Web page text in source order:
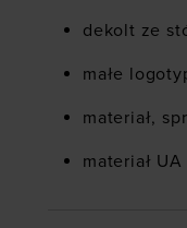
dekolt ze
małe
materiał,
materiał